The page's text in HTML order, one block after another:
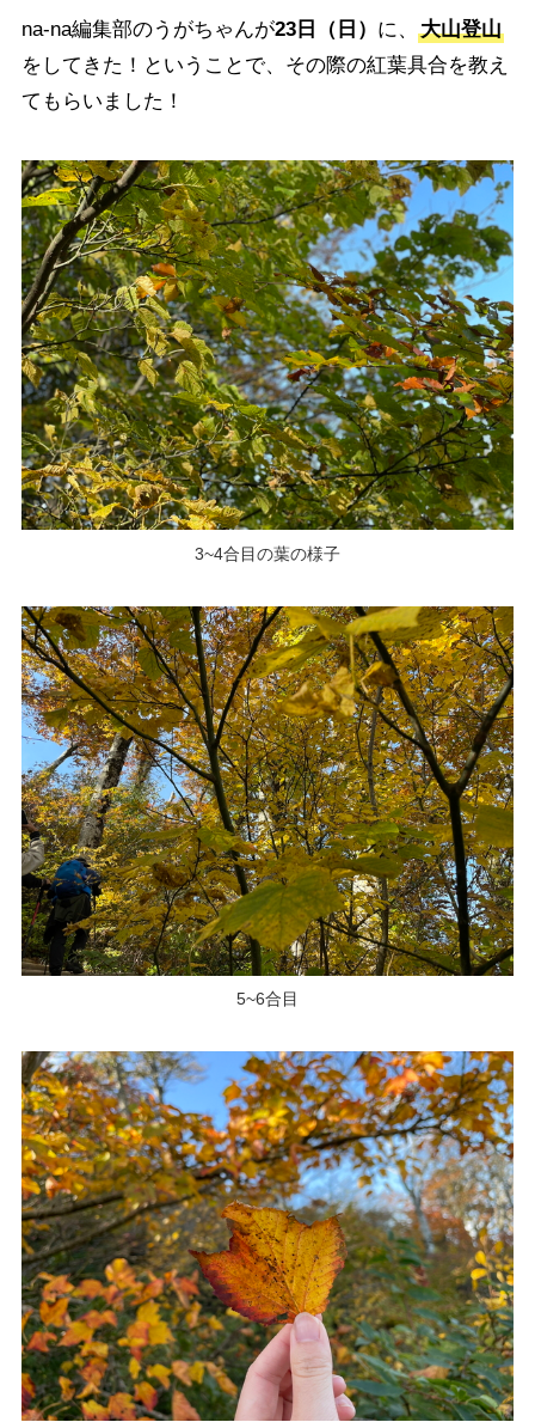
na-na編集部のうがちゃんが23日（日） に、
大山登山
をしてきた！ということで、その際の紅葉具合を教え
てもらいました！
3~4合目の葉の様子
5~6合目